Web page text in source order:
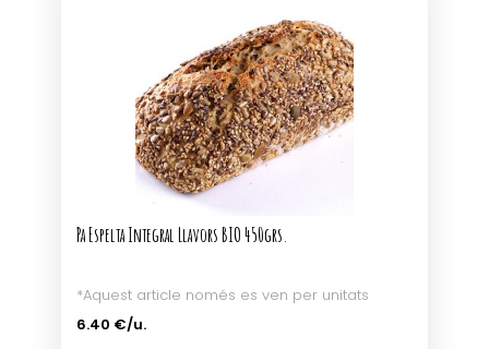
Pa Espelta Integral Llavors BIO 450grs.
*Aquest article només es ven per unitats
6.40 €/u.